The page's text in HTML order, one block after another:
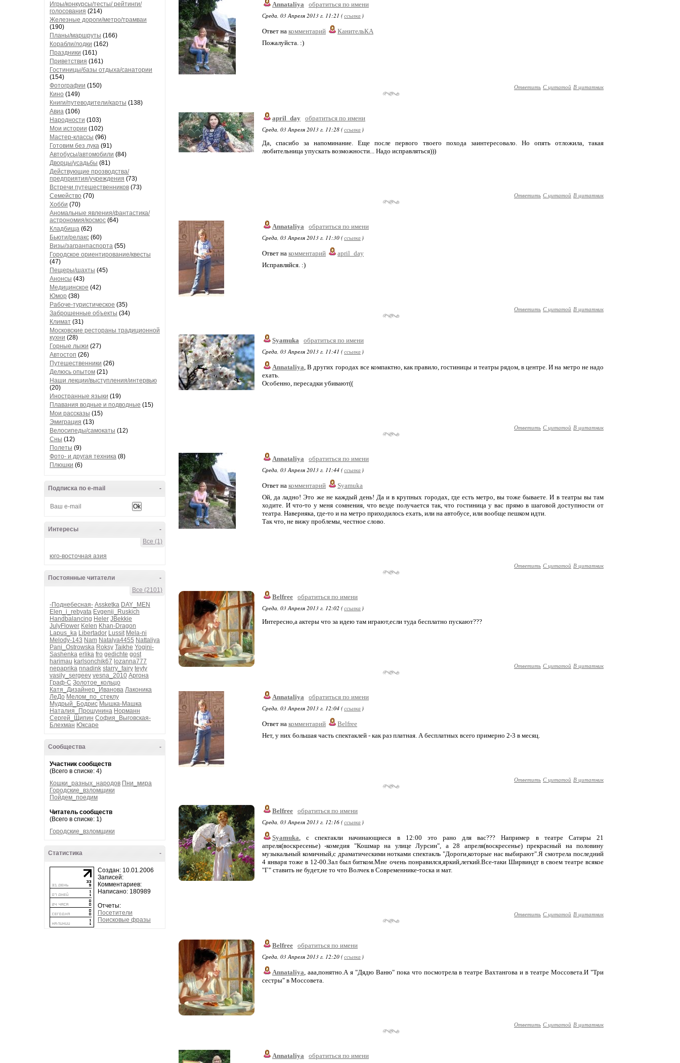
Игры/конкурсы/тесты/ рейтинги/
голосования (214)
Железные дороги/метро/трамваи
(190)
Планы/маршруты (166)
Корабли/лодки (162)
Праздники (161)
Приветствия (161)
Гостиницы/базы отдыха/санатории
(154)
Фотографии (150)
Кино (149)
Книги/путеводители/карты (138)
Авиа (106)
Народности (103)
Мои истории (102)
Мастер-классы (96)
Готовим без лука (91)
Автобусы/автомобили (84)
Дворцы/усадьбы (81)
Действующие прозводства/
предприятия/учреждения (73)
Встречи путешественников (73)
Семейство (70)
Хобби (70)
Аномальные явления/фантастика/
астрономия/космос (64)
Кладбища (62)
Бьюти/релакс (60)
Визы/загранпаспорта (55)
Городское ориентирование/квесты
(47)
Пещеры/шахты (45)
Анонсы (43)
Медицинское (42)
Юмор (38)
Рабоче-туристическое (35)
Заброшенные объекты (34)
Климат (31)
Московские рестораны традиционной
кухни (28)
Горные лыжи (27)
Автостоп (26)
Путешественники (26)
Делюсь опытом (21)
Наши лекции/выступления/интервью
(20)
Иностранные языки (19)
Плавания водные и подводные (15)
Мои рассказы (15)
Эмиграция (13)
Велосипеды/самокаты (12)
Сны (12)
Полеты (9)
Фото- и другая техника (8)
Плюшки (6)
-
Подписка по e-mail
-
Интересы
Все (1)
юго-восточная азия
-
Постоянные читатели
Все (2101)
-Поднебесная- Assketka DAY_MEN
Elen_i_rebyata Evgenij_Ruskich
Handbalancing Heler JBekkie
JulyFlower Kelen Khan-Dragon
Lapus_ka Libertador Lussit Mela-ni
Melody-143 Nam Natalya4455 Nattaliya
Pani_Ostrowska Roksy Taikhe Yogini-
Sashenka erlika fro gedichte gost
harimau karlsonchik67 lozanna777
nepaprika nnadink starry_fairy teyty
vasily_sergeev vesna_2010 Аргона
Граф-С Золотое_кольцо
Катя_Дизайнер_Иванова Лаконика
ЛеДо Мелом_по_стеклу
Мудрый_Бодрис Мышка-Машка
Наталия_Прошунина Норманн
Сергей_Щипин София_Выговская-
Блехман Юксаре
-
Сообщества
Участник сообществ
(Всего в списке: 4)
Кошки_разных_народов Пни_мира
Городские_взломщики
Пойдем_поедим
Читатель сообществ
(Всего в списке: 1)
Городские_взломщики
-
Статистика
Создан: 10.01.2006
Записей:
Комментариев:
Написано: 180989
Отчеты:
Посетители
Поисковые фразы
Annataliya
обратиться по имени
Среда, 03 Апреля 2013 г. 11:21 (ссылка )
Ответ на комментарий
КанительКА
Пожалуйста. :)
Ответить С цитатой В цитатник
april_day обратиться по имени
Среда, 03 Апреля 2013 г. 11:28 (ссылка )
Да, спасибо за напоминание. Еще после первого твоего похода заинтересовало. Но опять отложила, такая
любительница упускать возможности... Надо исправляться)))
Ответить С цитатой В цитатник
Annataliya
обратиться по имени
Среда, 03 Апреля 2013 г. 11:30 (ссылка )
Ответ на комментарий
april_day
Исправляйся. :)
Ответить С цитатой В цитатник
Syamuka
обратиться по имени
Среда, 03 Апреля 2013 г. 11:41 (ссылка )
Annataliya, В других городах все компактно, как правило, гостиницы и театры рядом, в центре. И на метро не надо
ехать.
Особенно, пересадки убивают((
Ответить С цитатой В цитатник
Annataliya
обратиться по имени
Среда, 03 Апреля 2013 г. 11:44 (ссылка )
Ответ на комментарий
Syamuka
Ой, да ладно! Это же не каждый день! Да и в крупных городах, где есть метро, вы тоже бываете. И в театры вы там
ходите. И что-то у меня сомнения, что везде получается так, что гостиница у вас прямо в шаговой доступности от
театра. Наверняка, где-то и на метро приходилось ехать, или на автобусе, или вообще пешком идти.
Так что, не вижу проблемы, честное слово.
Ответить С цитатой В цитатник
Belfree обратиться по имени
Среда, 03 Апреля 2013 г. 12:02 (ссылка )
Интересно,а актеры что за идею там играют,если туда бесплатно пускают???
Ответить С цитатой В цитатник
Annataliya
обратиться по имени
Среда, 03 Апреля 2013 г. 12:04 (ссылка )
Ответ на комментарий
Belfree
Нет, у них большая часть спектаклей - как раз платная. А бесплатных всего примерно 2-3 в месяц.
Ответить С цитатой В цитатник
Belfree обратиться по имени
Среда, 03 Апреля 2013 г. 12:16 (ссылка )
Syamuka, с спектакли начинающиеся в 12:00 это рано для вас??? Например в театре Сатиры 21
апреля(воскресенье) -комедия "Кошмар на улице Лурсин", а 28 апреля(воскресенье) прекрасный на половину
музыкальный комичный,с драматическими нотками спектакль "Дороги,которые нас выбирают".Я смотрела последний
4 января тоже в 12-00.Зал был битком.Мне очень понравился,яркий,легкий.Все-таки Ширвиндт в своем театре всякое
"Г" ставить не будет,не то что Волчек в Современнике-тоска и мат.
Ответить С цитатой В цитатник
Belfree обратиться по имени
Среда, 03 Апреля 2013 г. 12:20 (ссылка )
Annataliya, ааа,понятно.А я "Дядю Ваню" пока что посмотрела в театре Вахтангова и в театре Моссовета.И "Три
сестры" в Моссовета.
Ответить С цитатой В цитатник
Annataliya обратиться по имени